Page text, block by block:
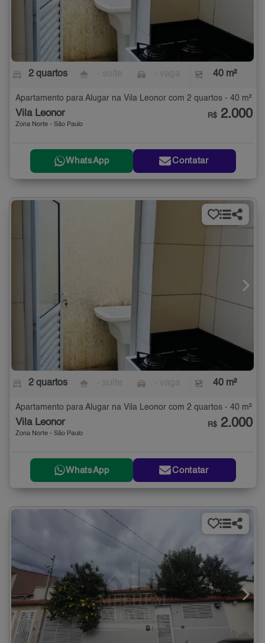
2 quartos 40 m²
Apartamento para Alugar na Vila Leonor com 2 quartos - 40 m²
Vila Leonor
Zona Norte - São Paulo
R$ 2.000
WhatsApp Contatar
2 quartos 40 m²
Apartamento para Alugar na Vila Leonor com 2 quartos - 40 m²
Vila Leonor
Zona Norte - São Paulo
R$ 2.000
WhatsApp Contatar